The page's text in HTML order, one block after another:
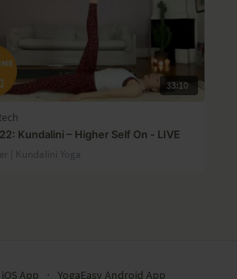
33:10
Kundalini – Higher Self On - LIVE
| Kundalini Yoga
App ∙ YogaEasy Android App